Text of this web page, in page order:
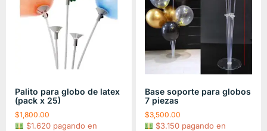
Palito para globo de latex
(pack x 25)
$1,800.00
$1.620 pagando en
Base soporte para globos
7 piezas
$3,500.00
$3.150 pagando en